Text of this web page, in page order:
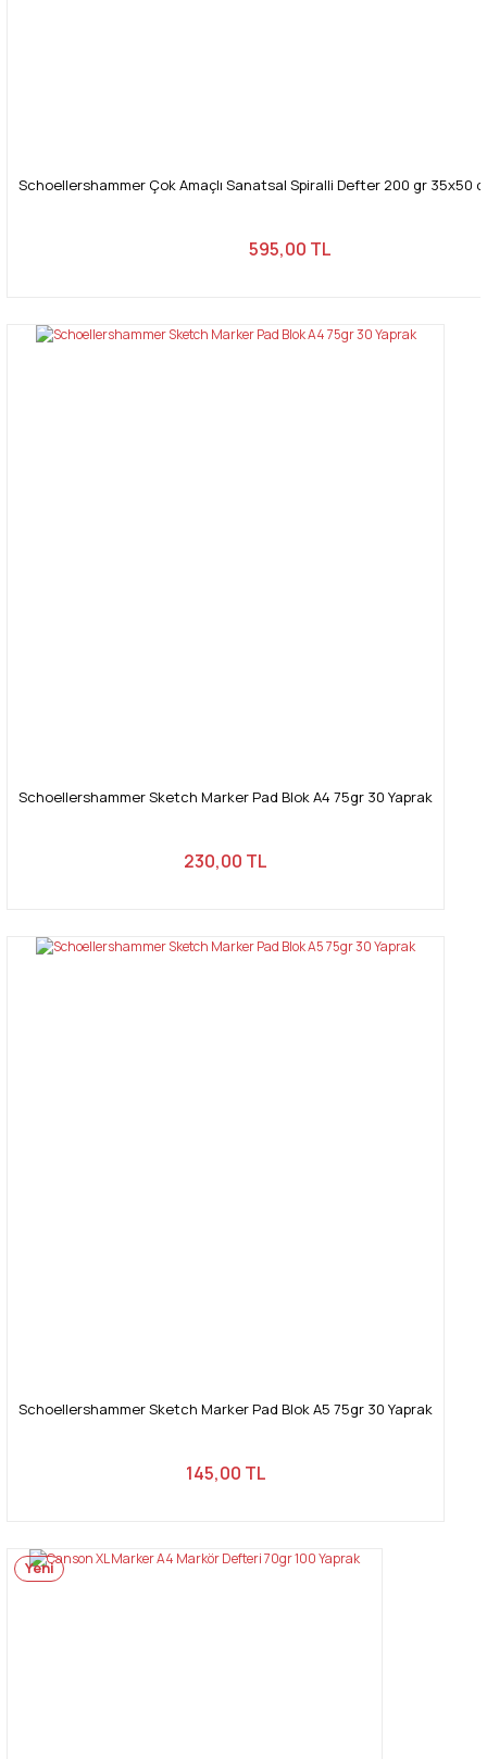
Schoellershammer Çok Amaçlı Sanatsal Spiralli Defter 200 gr 35x50
595,00 TL
Schoellershammer Sketch Marker Pad Blok A4 75gr 30 Yaprak
230,00 TL
Schoellershammer Sketch Marker Pad Blok A5 75gr 30 Yaprak
145,00 TL
Yeni